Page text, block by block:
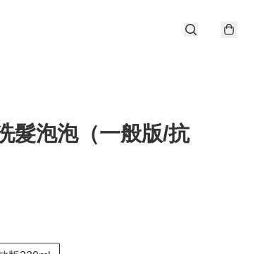
髮泡泡（一般版/抗